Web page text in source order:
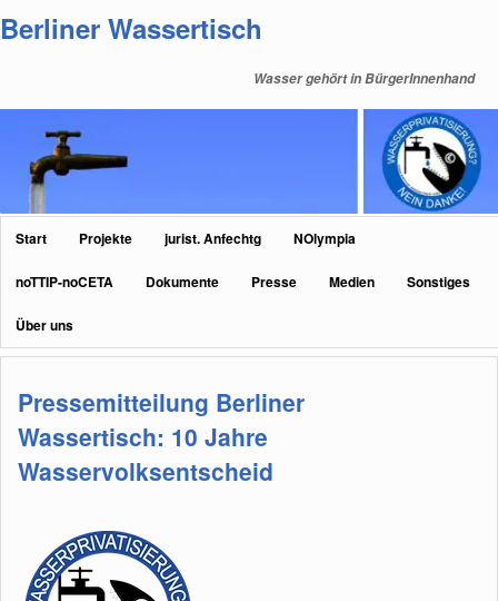
primären
sekundären
Berliner Wassertisch
Wasser gehört in BürgerInnenhand
Hauptmenü
Start Projekte jurist. Anfechtg NOlympia
noTTIP-noCETA Dokumente Presse Medien Sonstiges
Über uns
Pressemitteilung Berliner
Wassertisch: 10 Jahre
Wasservolksentscheid